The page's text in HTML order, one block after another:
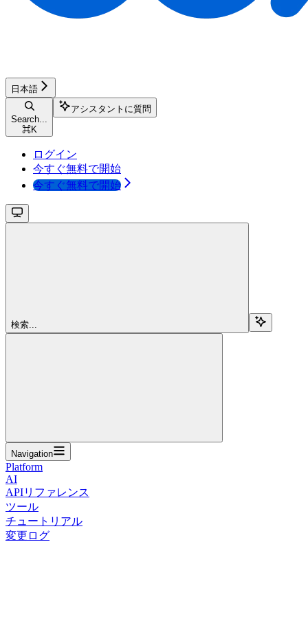
日本語
Search...
⌘K
アシスタントに質問
ログイン
今すぐ無料で開始
今すぐ無料で開始
検索...
Navigation
Platform
AI
APIリファレンス
ツール
チュートリアル
変更ログ